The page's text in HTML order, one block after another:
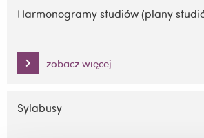
Harmonogramy studiów (plany
zobacz więcej
Sylabusy